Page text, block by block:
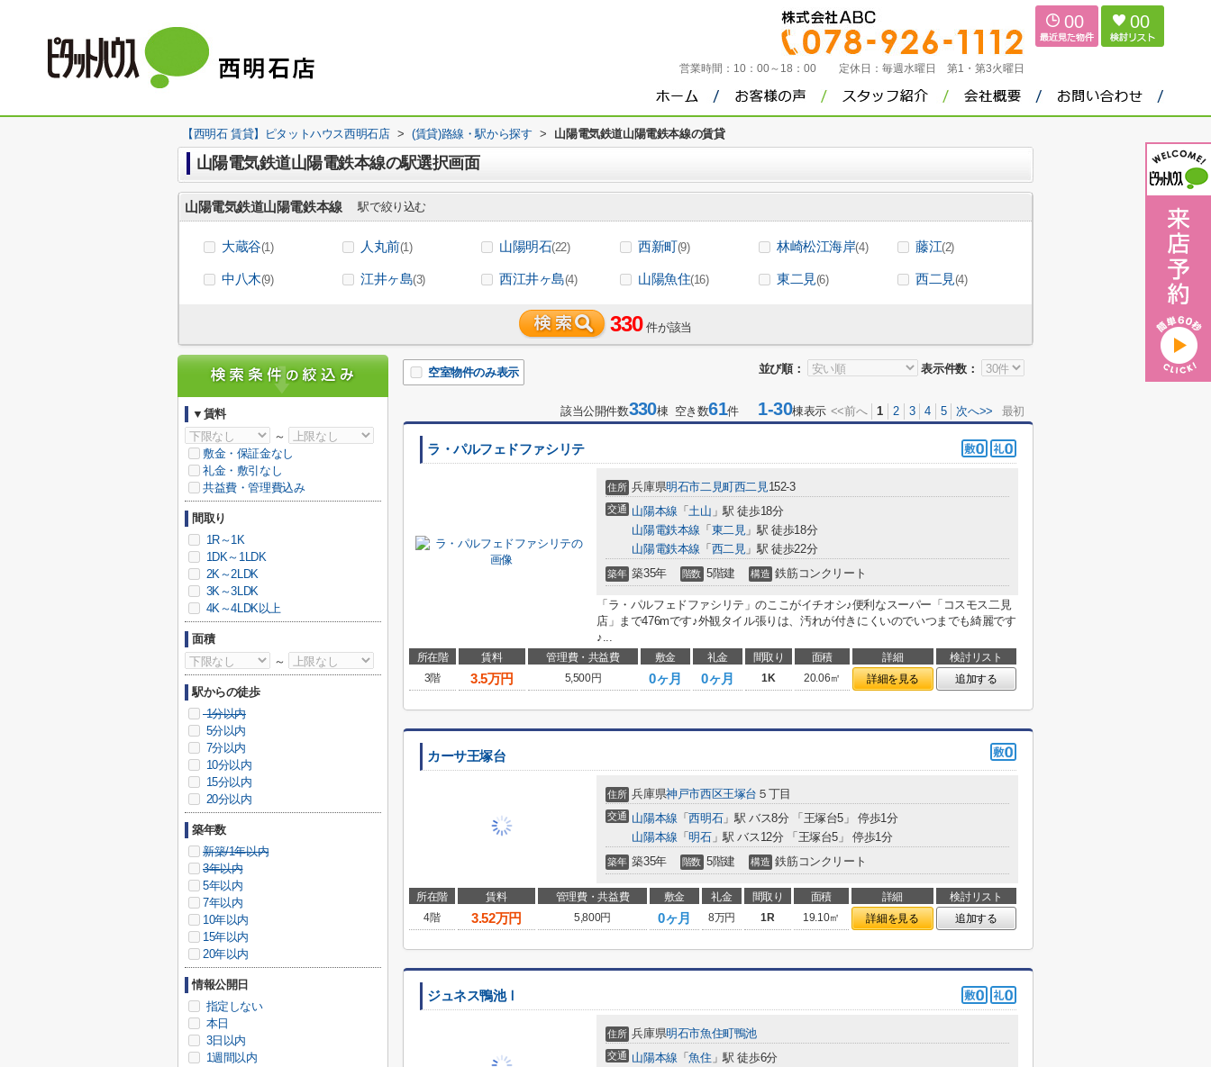
営業時間： 10：00～18：00 定休日： 毎週水曜日 第1・第3火曜日
00 00
【西明石 賃貸】ピタットハウス西明石店 > (賃貸)路線・駅から探す > 山陽電気鉄道山陽電鉄本線の賃貸
山陽電気鉄道山陽電鉄本線の駅選択画面
山陽電気鉄道山陽電鉄本線 駅で絞り込む
大蔵谷(1) 人丸前(1) 山陽明石(22) 西新町(9) 林崎松江海岸(4) 藤江(2)
中八木(9) 江井ヶ島(3) 西江井ヶ島(4) 山陽魚住(16) 東二見(6) 西二見(4)
330 件が該当
並び順： 表示件数：
空室物件のみ表示
該当公開件数330棟 空き数61件1-30棟表示 <<前へ 1 2 3 4 5 次へ>> 最初
ラ・パルフェドファシリテ
住所 兵庫県明石市二見町西二見152-3
交通 山陽本線 「土山 」駅 徒歩18分
山陽電鉄本線 「 東二見」駅 徒歩18分
山陽電鉄本線 「 西二見」駅 徒歩22分
築年 築35年 階数 5階建 構造 鉄筋コンクリート
「ラ・パルフェドファシリテ」のここがイチオシ♪便利なスーパー「コスモス二見
店」まで476mです♪外観タイル張りは、汚れが付きにくいのでいつまでも綺麗です
♪...
所在階 賃料 管理費・共益費 敷金 礼金 間取り 面積 詳細
検討リスト
3階
3.5万円 5,500円 0ヶ月 0ヶ月 1K 20.06㎡ 詳細を見る 追加する
カーサ王塚台
住所 兵庫県神戸市西区王塚台 ５丁目
交通 山陽本線 「西明石」駅 バス8分 「王塚台5」 停歩1分
山陽本線 「明石」駅 バス12分 「王塚台5」 停歩1分
築年 築35年 階数 5階建 構造 鉄筋コンクリート
所在階 賃料 管理費・共益費 敷金 礼金 間取り 面積 詳細
検討リスト
4階
3.52万円 5,800円 0ヶ月 8万円 1R 19.10㎡ 詳細を見る 追加する
ジュネス鴨池Ⅰ
住所 兵庫県明石市魚住町鴨池
交通 山陽本線 「魚住 」駅 徒歩6分
▼賃料
～
敷金・保証金なし
礼金・敷引なし
共益費・管理費込み
間取り
1R～1K
1DK～1LDK
2K～2LDK
3K～3LDK
4K～4LDK以上
面積
～
駅からの徒歩
1分以内
5分以内
7分以内
10分以内
15分以内
20分以内
築年数
新築/1年以内
3年以内
5年以内
7年以内
10年以内
15年以内
20年以内
情報公開日
指定しない
本日
3日以内
1週間以内